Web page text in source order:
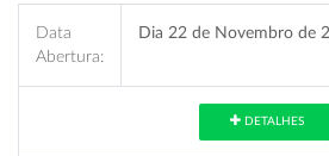
Data
Abertura:
Dia 22 de Novembro de
DETALHES